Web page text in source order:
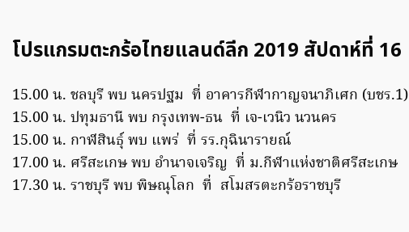
โปรแกรมตะกร้อไทยแลนด์ลีก 2019 สัปดาห์ที่ 16
15.00 น. ชลบุรี พบ นครปฐม ที่ อาคารกีฬากาญจนาภิเศก (บชร.1)
15.00 น. ปทุมธานี พบ กรุงเทพ-ธน ที่ เจ-เวนิว นวนคร
15.00 น. กาฬสินธุ์ พบ แพร่ ที่ รร.กุฉินารายณ์
17.00 น. ศรีสะเกษ พบ อำนาจเจริญ ที่ ม.กีฬาแห่งชาติศรีสะเกษ
17.30 น. ราชบุรี พบ พิษณุโลก ที่ สโมสรตะกร้อราชบุรี